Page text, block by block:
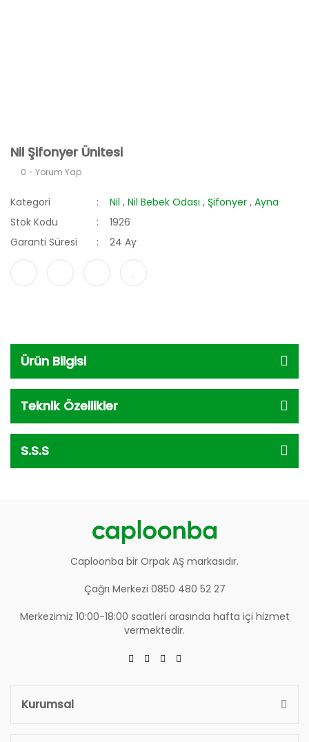
Nil Şifonyer Ünitesi
0 - Yorum Yap
Kategori Nil ,Nil Bebek Odası , Şifonyer ,Ayna
Stok Kodu
1926
Garanti Süresi
24 Ay
Ürün Bilgisi
Teknik Özellikler
S.S.S
Caploonba bir Orpak AŞ markasıdır.
Çağrı Merkezi 0850 480 52 27
Merkezimiz 10:00-18:00 saatleri arasında hafta içi hizmet
vermektedir.
Kurumsal